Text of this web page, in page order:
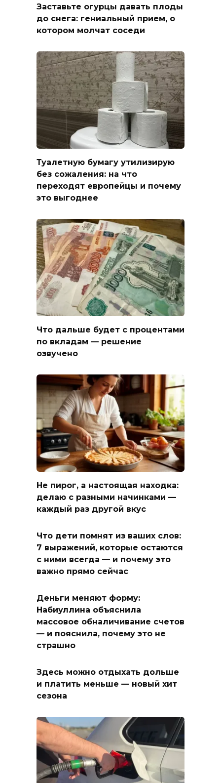
Заставьте огурцы давать плоды
до снега: гениальный прием, о
котором молчат соседи
Туалетную бумагу утилизирую
без сожаления: на что
переходят европейцы и почему
это выгоднее
Что дальше будет с процентами
по вкладам — решение
озвучено
Не пирог, а настоящая находка:
делаю с разными начинками —
каждый раз другой вкус
Что дети помнят из ваших слов:
7 выражений, которые остаются
с ними всегда — и почему это
важно прямо сейчас
Деньги меняют форму:
Набиуллина объяснила
массовое обналичивание счетов
— и пояснила, почему это не
страшно
Здесь можно отдыхать дольше
и платить меньше — новый хит
сезона